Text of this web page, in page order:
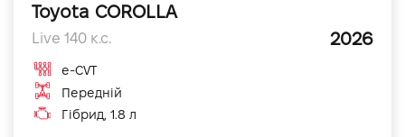
Toyota COROLLA
Live 140 к.с. 2026
e-CVT
Передній
Гібрид, 1.8 л